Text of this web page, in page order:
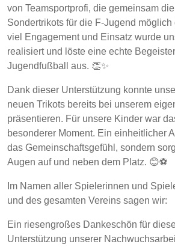
von Teamsportprofi, die gemeinsam
Sondertrikots für die F-Jugend
viel Engagement und Einsatz wurde
realisiert und löste eine echte
Jugendfußball aus. 👏✨
Dank dieser Unterstützung konnte
neuen Trikots bereits bei unserem
präsentieren. Für unsere Kinder war
besonderer Moment. Ein einheitlicher
das Gemeinschaftsgefühl, sondern
Augen auf und neben dem Platz. 😊⚽
Im Namen aller Spielerinnen und
und des gesamten Vereins sagen wir:
Ein riesengroßes Dankeschön für
Unterstützung unserer